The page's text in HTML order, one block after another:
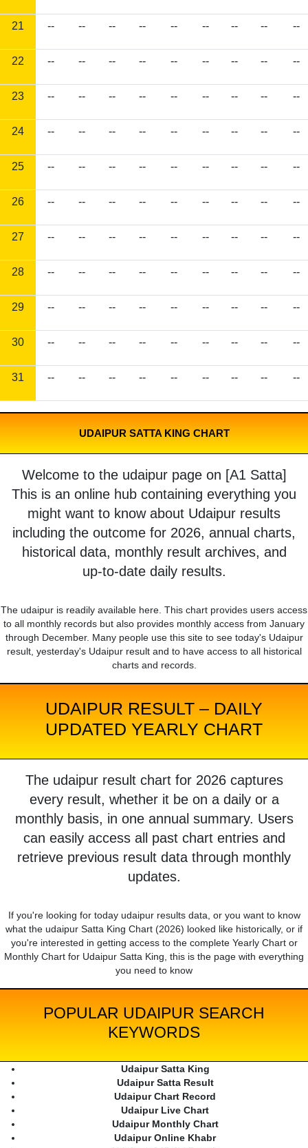
21 -- -- -- -- -- -- -- -- --
22 -- -- -- -- -- -- -- -- --
23 -- -- -- -- -- -- -- -- --
24 -- -- -- -- -- -- -- -- --
25 -- -- -- -- -- -- -- -- --
26 -- -- -- -- -- -- -- -- --
27 -- -- -- -- -- -- -- -- --
28 -- -- -- -- -- -- -- -- --
29 -- -- -- -- -- -- -- -- --
30 -- -- -- -- -- -- -- -- --
31 -- -- -- -- -- -- -- -- --
UDAIPUR SATTA KING CHART
Welcome to the udaipur page on [A1 Satta]
This is an online hub containing everything you
might want to know about Udaipur results
including the outcome for 2026, annual charts,
historical data, monthly result archives, and
up-to-date daily results.
The udaipur is readily available here. This chart provides users access
to all monthly records but also provides monthly access from January
through December. Many people use this site to see today's Udaipur
result, yesterday's Udaipur result and to have access to all historical
charts and records.
UDAIPUR RESULT – DAILY
UPDATED YEARLY CHART
The udaipur result chart for 2026 captures
every result, whether it be on a daily or a
monthly basis, in one annual summary. Users
can easily access all past chart entries and
retrieve previous result data through monthly
updates.
If you're looking for today udaipur results data, or you want to know
what the udaipur Satta King Chart (2026) looked like historically, or if
you're interested in getting access to the complete Yearly Chart or
Monthly Chart for Udaipur Satta King, this is the page with everything
you need to know
POPULAR UDAIPUR SEARCH
KEYWORDS
Udaipur Satta King
Udaipur Satta Result
Udaipur Chart Record
Udaipur Live Chart
Udaipur Monthly Chart
Udaipur Online Khabr